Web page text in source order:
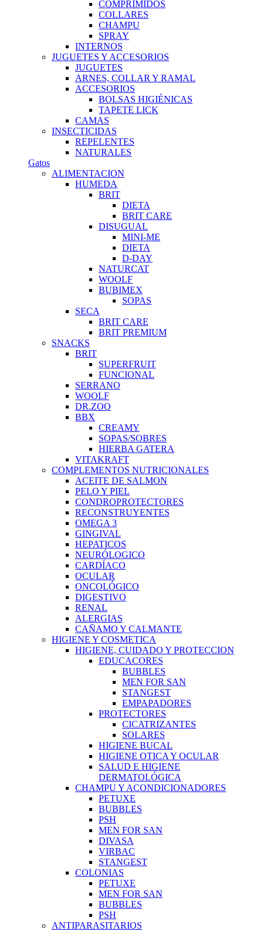
COMPRIMIDOS
COLLARES
CHAMPU
SPRAY
INTERNOS
JUGUETES Y ACCESORIOS
JUGUETES
ARNES, COLLAR Y RAMAL
ACCESORIOS
BOLSAS HIGIÉNICAS
TAPETE LICK
CAMAS
INSECTICIDAS
REPELENTES
NATURALES
Gatos
ALIMENTACION
HUMEDA
BRIT
DIETA
BRIT CARE
DISUGUAL
MINI-ME
DIETA
D-DAY
NATURCAT
WOOLF
BUBIMEX
SOPAS
SECA
BRIT CARE
BRIT PREMIUM
SNACKS
BRIT
SUPERFRUIT
FUNCIONAL
SERRANO
WOOLF
DR.ZOO
BBX
CREAMY
SOPAS/SOBRES
HIERBA GATERA
VITAKRAFT
COMPLEMENTOS NUTRICIONALES
ACEITE DE SALMON
PELO Y PIEL
CONDROPROTECTORES
RECONSTRUYENTES
OMEGA 3
GINGIVAL
HEPATICOS
NEURÓLOGICO
CARDÍACO
OCULAR
ONCOLÓGICO
DIGESTIVO
RENAL
ALERGIAS
CAÑAMO Y CALMANTE
HIGIENE Y COSMETICA
HIGIENE, CUIDADO Y PROTECCION
EDUCACORES
BUBBLES
MEN FOR SAN
STANGEST
EMPAPADORES
PROTECTORES
CICATRIZANTES
SOLARES
HIGIENE BUCAL
HIGIENE OTICA Y OCULAR
SALUD E HIGIENE
DERMATOLÓGICA
CHAMPU Y ACONDICIONADORES
PETUXE
BUBBLES
PSH
MEN FOR SAN
DIVASA
VIRBAC
STANGEST
COLONIAS
PETUXE
MEN FOR SAN
BUBBLES
PSH
ANTIPARASITARIOS